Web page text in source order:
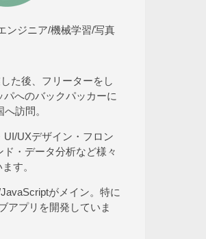
ンジニア/機械学習/写真
た後、フリーターをし
へのバックパッカーに
訪問。
UXデザイン・フロン
ド・データ分析など様々
す。
がメイン。特に
アプリを開発していま